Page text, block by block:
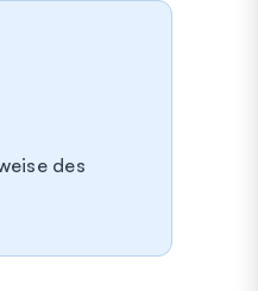
des